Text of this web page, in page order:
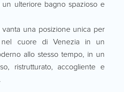
un ulteriore bagno spazioso e
vanta una posizione unica per
nel cuore di Venezia in un
allo stesso tempo, in un
ristrutturato, accogliente e